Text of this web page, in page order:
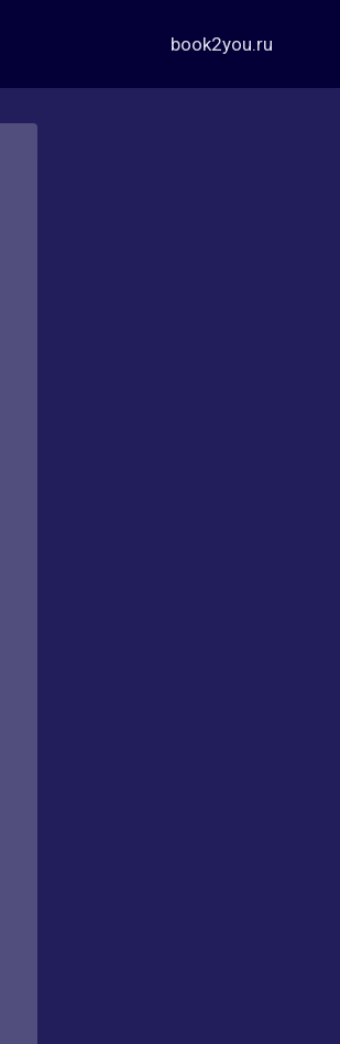
book2you.ru